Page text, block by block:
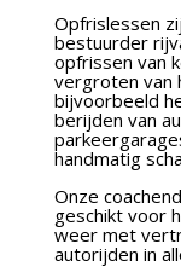
Opfrislessen
bestuurder
opfrissen van
vergroten van
bijvoorbeeld
berijden van
handmatig
Onze
geschikt voor
weer met
autorijden in